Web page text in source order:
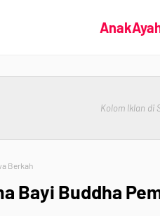
Kolom Iklan di
Berkah
Bayi Buddha